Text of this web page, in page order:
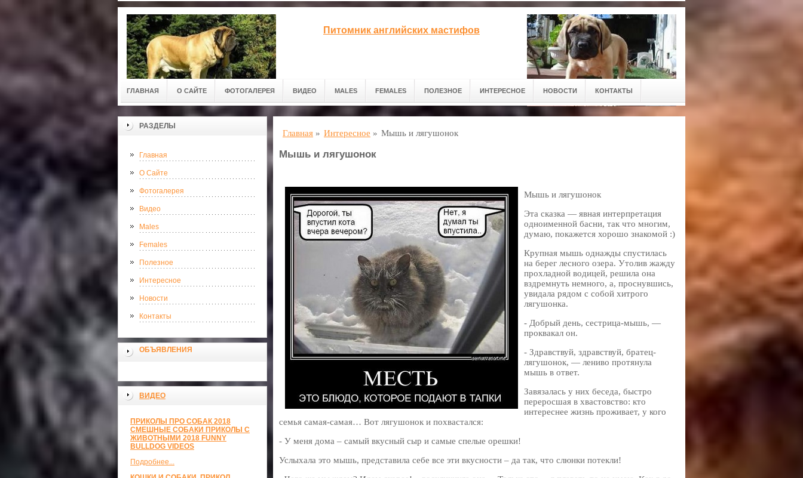
Питомник английских мастифов
ГЛАВНАЯ О САЙТЕ ФОТОГАЛЕРЕЯ ВИДЕО MALES FEMALES ПОЛЕЗНОЕ ИНТЕРЕСНОЕ НОВОСТИ КОНТАКТЫ
РАЗДЕЛЫ
Главная
О Сайте
Фотогалерея
Видео
Males
Females
Полезное
Интересное
Новости
Контакты
ОБЪЯВЛЕНИЯ
ВИДЕО
ПРИКОЛЫ ПРО СОБАК 2018
СМЕШНЫЕ СОБАКИ ПРИКОЛЫ С
ЖИВОТНЫМИ 2018 FUNNY
BULLDOG VIDEOS
Подробнее...
Главная » Интересное » Мышь и лягушонок
Мышь и лягушонок
Мышь и лягушонок
Эта сказка — явная интерпретация
одноименной басни, так что многим,
думаю, покажется хорошо знакомой :)
Крупная мышь однажды спустилась
на берег лесного озера. Утолив жажду
прохладной водицей, решила она
вздремнуть немного, а, проснувшись,
увидала рядом с собой хитрого
лягушонка.
- Добрый день, сестрица-мышь, —
проквакал он.
- Здравствуй, здравствуй, братец-
лягушонок, — лениво протянула
мышь в ответ.
Завязалась у них беседа, быстро
переросшая в хвастовство: кто
интереснее жизнь проживает, у кого
семья самая-самая… Вот лягушонок и похвастался:
- У меня дома – самый вкусный сыр и самые спелые орешки!
Услыхала это мышь, представила себе все эти вкусности – да так, что слюнки потекли!